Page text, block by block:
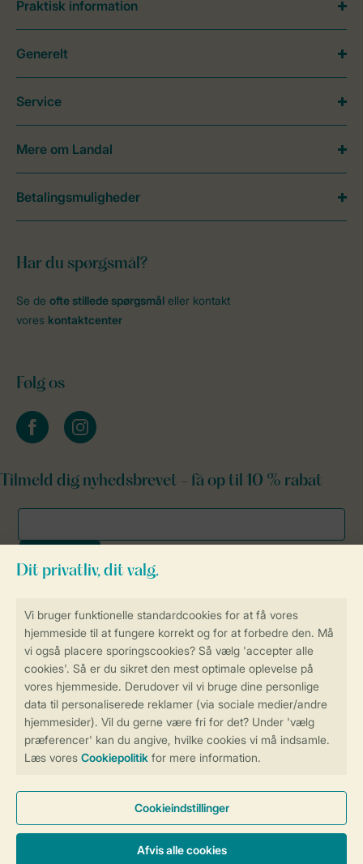
Få en personligt tilpasset oplevelse
på Landal.dk
Sikker og hurtig online booking
Sikker datahåndtering
Har du spørgsmål?
Se de ofte stillede spørgsmål eller kontakt
vores kontaktcenter
Følg os
facebookinstagram
Tilmeld dig nyhedsbrevet - få op til 10 % rabat
Praktisk information
Generelt
Service
Mere om Landal
Betalingsmuligheder